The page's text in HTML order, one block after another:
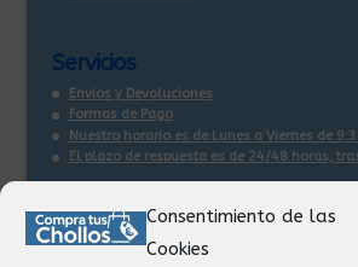
Consentimiento de las
Cookies
Servicios
Envios y Devoluciones
Formas de Pago
Nuestro horario es de Lunes a Viernes de
El plazo de respuesta es de 24/48 horas,
Contacto: